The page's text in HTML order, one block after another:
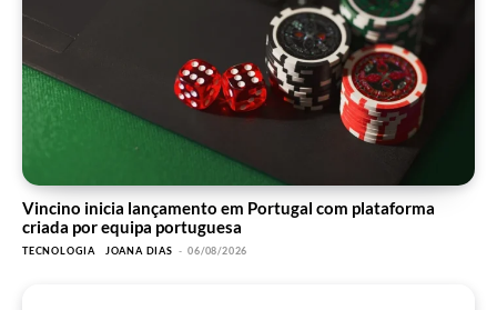
Vincino inicia lançamento em Portugal com plataforma
criada por equipa portuguesa
TECNOLOGIA JOANA DIAS - 06/08/2026